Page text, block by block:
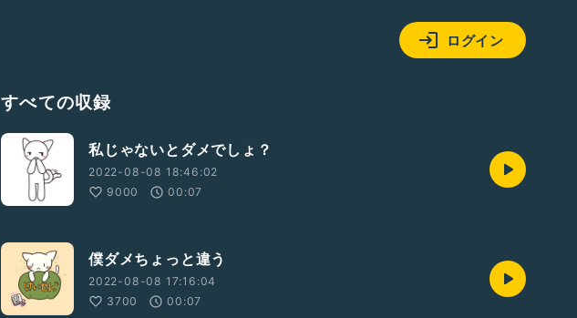
ログイン
すべての収録
私じゃないとダメでしょ？
2022-08-08 18:46:02
9000
00:07
僕ダメちょっと違う
2022-08-08 17:16:04
3700
00:07